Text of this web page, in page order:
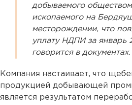
добываемого
ископаемого на
месторождении, что
уплату НДПИ за январь
говорится в документах.
Компания настаивает, что
продукцией добывающей
является результатом